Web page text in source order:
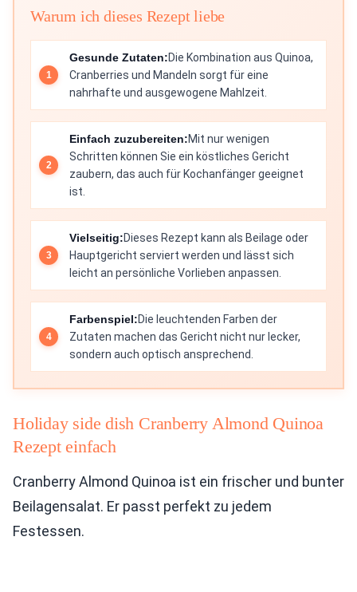
Warum ich dieses Rezept liebe
Gesunde Zutaten:Die Kombination aus Quinoa,
Cranberries und Mandeln sorgt für eine
nahrhafte und ausgewogene Mahlzeit.
Einfach zuzubereiten:Mit nur wenigen
Schritten können Sie ein köstliches Gericht
zaubern, das auch für Kochanfänger geeignet
ist.
Vielseitig:Dieses Rezept kann als Beilage oder
Hauptgericht serviert werden und lässt sich
leicht an persönliche Vorlieben anpassen.
Farbenspiel:Die leuchtenden Farben der
Zutaten machen das Gericht nicht nur lecker,
sondern auch optisch ansprechend.
Holiday side dish Cranberry Almond Quinoa
Rezept einfach
Cranberry Almond Quinoa ist ein frischer und bunter
Beilagensalat. Er passt perfekt zu jedem
Festessen.